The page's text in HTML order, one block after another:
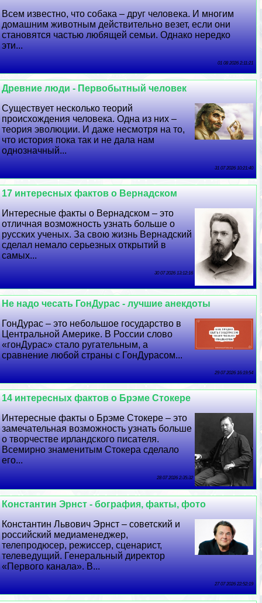
Всем известно, что собака – друг человека. И многим
домашним животным действительно везет, если они
становятся частью любящей семьи. Однако нередко
эти...
01 08 2026 2:11:21
Древние люди - Первобытный человек
Существует несколько теорий
происхождения человека. Одна из них –
теория эволюции. И даже несмотря на то,
что история пока так и не дала нам
однозначный...
31 07 2026 10:21:40
17 интересных фактов о Вернадском
Интересные факты о Вернадском – это
отличная возможность узнать больше о
русских ученых. За свою жизнь Вернадский
сделал немало серьезных открытий в
самых...
30 07 2026 13:12:16
Не надо чесать ГонДypaс - лучшие анекдоты
ГонДypaс – это небольшое государство в
Центральной Америке. В России слово
«гонДypaс» стало ругательным, а
сравнение любой страны с ГонДypaсом...
29 07 2026 16:19:54
14 интересных фактов о Брэме Стокере
Интересные факты о Брэме Стокере – это
замечательная возможность узнать больше
о творчестве ирландского писателя.
Всемирно знаменитым Стокера сделало
его...
28 07 2026 2:35:32
Константин Эрнст - бография, факты, фото
Константин Львович Эрнст – советский и
российский медиаменеджер,
телепродюсер, режиссер, сценарист,
телеведущий. Генеральный директор
«Первого канала». В...
27 07 2026 22:52:19